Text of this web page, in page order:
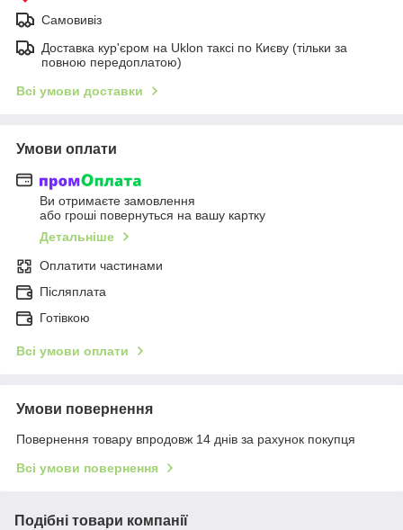
Самовивіз
Доставка кур'єром на Uklon таксі по Києву (тільки за
повною передоплатою)
Всі умови доставки
Умови оплати
Ви отримаєте замовлення
або гроші повернуться на вашу картку
Детальніше
Оплатити частинами
Післяплата
Готівкою
Всі умови оплати
Умови повернення
Повернення товару впродовж 14 днів за рахунок покупця
Всі умови повернення
Подібні товари компанії